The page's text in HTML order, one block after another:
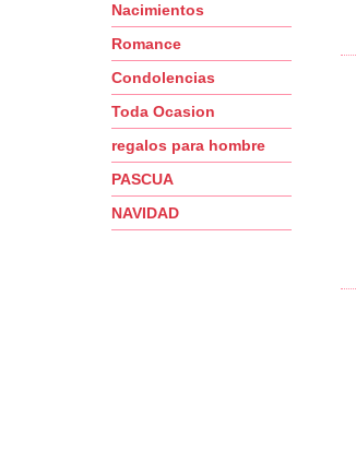
Nacimientos
Romance
Condolencias
Toda Ocasion
regalos para hombre
PASCUA
NAVIDAD